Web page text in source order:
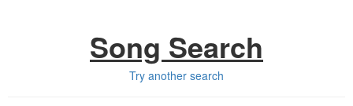
Song Search
Try another search